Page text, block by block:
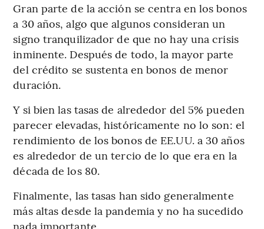
Gran parte de la acción se centra en los bonos
a 30 años, algo que algunos consideran un
signo tranquilizador de que no hay una crisis
inminente. Después de todo, la mayor parte
del crédito se sustenta en bonos de menor
duración.
Y si bien las tasas de alrededor del 5% pueden
parecer elevadas, históricamente no lo son: el
rendimiento de los bonos de EE.UU. a 30 años
es alrededor de un tercio de lo que era en la
década de los 80.
Finalmente, las tasas han sido generalmente
más altas desde la pandemia y no ha sucedido
nada importante.